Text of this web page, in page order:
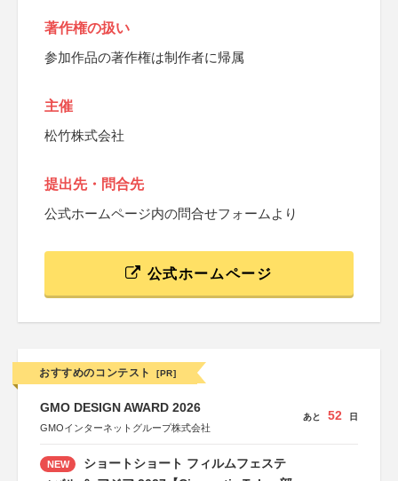
著作権の扱い
参加作品の著作権は制作者に帰属
主催
松竹株式会社
提出先・問合先
公式ホームページ内の問合せフォームより
公式ホームページ
おすすめのコンテスト [PR]
GMO DESIGN AWARD 2026
GMOインターネットグループ株式会社
あと 52 日
NEW
ショートショート フィルムフェステ